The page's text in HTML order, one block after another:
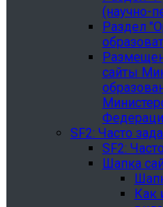
(научно-
Раздел
сайты
SF2: Часто
SF2:
Шапка
Как